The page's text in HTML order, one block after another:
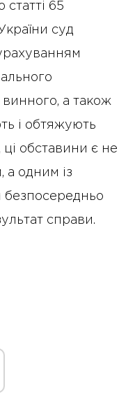
статті 65
суд
а також
і обтяжують
обставини є не
а одним із
безпосередньо
справи.